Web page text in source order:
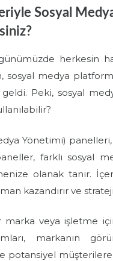
Sosyal
herkesin
sosyal medya
geldi. Peki, sosyal
Yönetimi)
farklı sosyal
olanak tanır.
kazandırır ve
marka veya işletme
markanın
potansiyel